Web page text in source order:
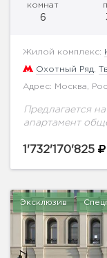
комнат
6
Жилой комплекс:
Охотный Ряд
Адрес: Москва,
Предлагается
апартамент
тихом сквере и
1'732'170'825
Эксклюзив